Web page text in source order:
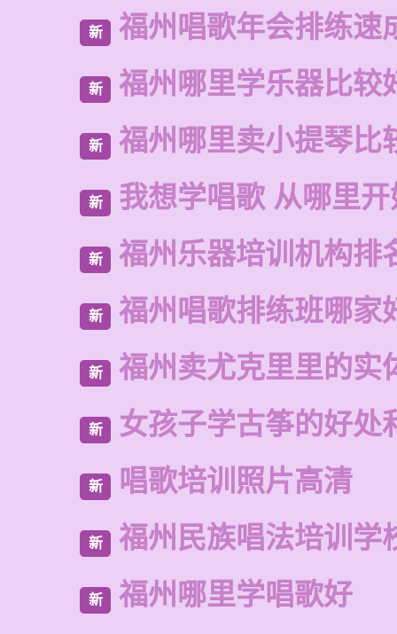
新 福州唱歌年会排练速
新 福州哪里学乐器比较
新 福州哪里卖小提琴比
新 我想学唱歌 从哪里开
新 福州乐器培训机构排
新 福州唱歌排练班哪家
新 福州卖尤克里里的实
新 女孩子学古筝的好处
新 唱歌培训照片高清
新 福州民族唱法培训学
新 福州哪里学唱歌好